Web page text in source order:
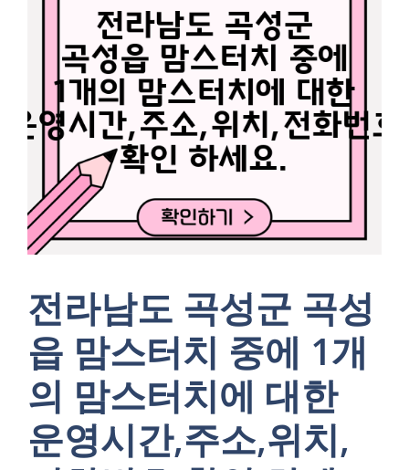
전라남도 곡성군 곡성
읍 맘스터치 중에 1개
의 맘스터치에 대한
운영시간,주소,위치,